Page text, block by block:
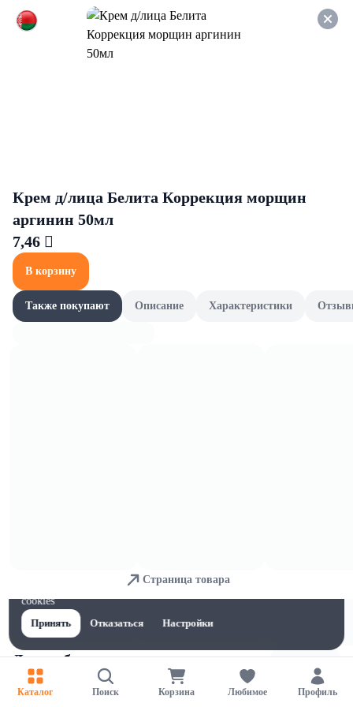
Оформляйте заказ НА
САМОВЫВОЗ и получайте
СКИДКУ 7%
Для мебели и ковров
Каталог Поиск Корзина Любимое Профиль
Для обеспечения удобства пользователей сайта используются
cookies
Принять
Отказаться Настройки
Крем д/лица Белита Коррекция морщин
аргинин 50мл
7,46 
В корзину
Также покупают Описание Характеристики
Страница товара